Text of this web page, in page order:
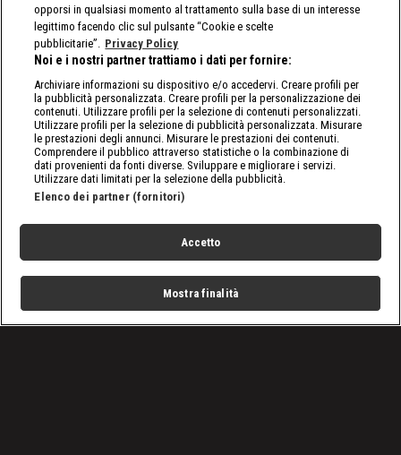
opporsi in qualsiasi momento al trattamento sulla base di un interesse
legittimo facendo clic sul pulsante “Cookie e scelte
pubblicitarie”. Privacy Policy
Noi e i nostri partner trattiamo i dati per fornire:
Archiviare informazioni su dispositivo e/o accedervi. Creare profili per
la pubblicità personalizzata. Creare profili per la personalizzazione dei
contenuti. Utilizzare profili per la selezione di contenuti personalizzati.
Utilizzare profili per la selezione di pubblicità personalizzata. Misurare
le prestazioni degli annunci. Misurare le prestazioni dei contenuti.
Comprendere il pubblico attraverso statistiche o la combinazione di
dati provenienti da fonti diverse. Sviluppare e migliorare i servizi.
Utilizzare dati limitati per la selezione della pubblicità.
Elenco dei partner (fornitori)
Accetto
Mostra finalità